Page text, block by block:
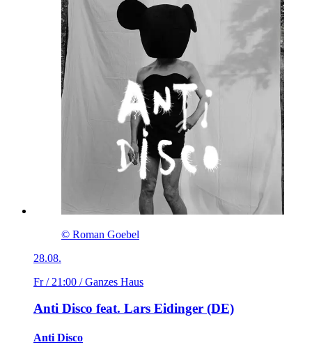
© Roman Goebel
28.08.
Fr / 21:00 / Ganzes Haus
Anti Disco feat. Lars Eidinger (DE)
Anti Disco